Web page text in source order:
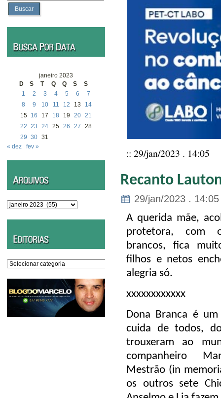
Buscar
janeiro 2023
D
S T Q Q S
S
1
2 3 4 5 6
7
8
9 10 11 12 13
14
15
16 17 18 19 20 21
22 23 24 25 26 27
28
29 30 31
« dez
fev »
Arquivos
Editorias
:: 29/jan/2023 . 14:05
Recanto
29/jan/2023 . 14:05
A querida mãe,
protetora, com
brancos, fica
filhos e netos
alegria só.
xxxxxxxxxxxx
Dona Branca é
cuida de todos,
trouxeram ao
companheiro
Mestrão (in
os outros sete